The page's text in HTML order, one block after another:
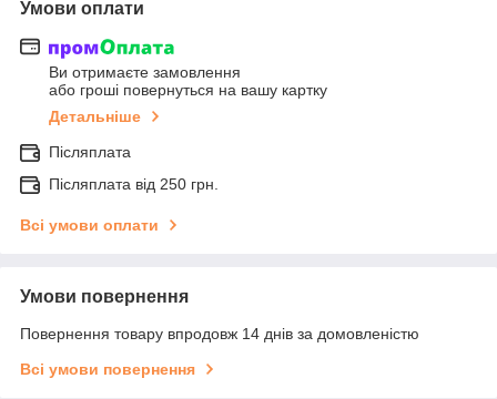
Умови оплати
Ви отримаєте замовлення
або гроші повернуться на вашу картку
Детальніше
Післяплата
Післяплата від 250 грн.
Всі умови оплати
Умови повернення
Повернення товару впродовж 14 днів за домовленістю
Всі умови повернення